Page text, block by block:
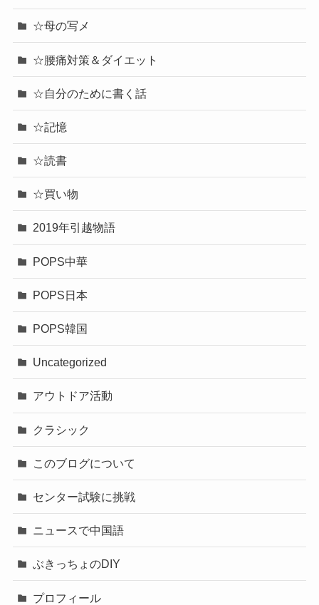
☆母の写メ
☆腰痛対策＆ダイエット
☆自分のために書く話
☆記憶
☆読書
☆買い物
2019年引越物語
POPS中華
POPS日本
POPS韓国
Uncategorized
アウトドア活動
クラシック
このブログについて
センター試験に挑戦
ニュースで中国語
ぶきっちょのDIY
プロフィール